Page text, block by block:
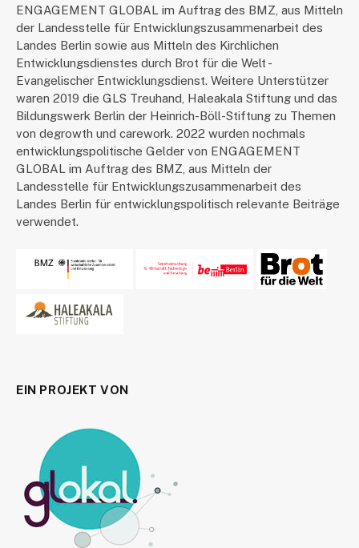
ENGAGEMENT GLOBAL im Auftrag des BMZ, aus Mitteln
der Landesstelle für Entwicklungszusammenarbeit des
Landes Berlin sowie aus Mitteln des Kirchlichen
Entwicklungsdienstes durch Brot für die Welt -
Evangelischer Entwicklungsdienst. Weitere Unterstützer
waren 2019 die GLS Treuhand, Haleakala Stiftung und das
Bildungswerk Berlin der Heinrich-Böll-Stiftung zu Themen
von degrowth und carework. 2022 wurden nochmals
entwicklungspolitische Gelder von ENGAGEMENT
GLOBAL im Auftrag des BMZ, aus Mitteln der
Landesstelle für Entwicklungszusammenarbeit des
Landes Berlin für entwicklungspolitisch relevante Beiträge
verwendet.
EIN PROJEKT VON